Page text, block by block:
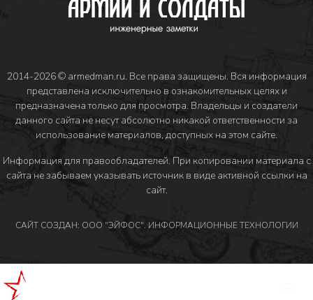
2014-2026 © armedman.ru. Все права защищены. Вся информация
представлена исключительно в ознакомительных целях и
предназначена только для просмотра. Владельцы и создатели
данного сайта не несут абсолютно никакой ответственности за
использование материалов, доступных на этом сайте.
Информация для правообладателей. При копировании материала с
сайта не забываем указывать источник в виде активной ссылки на
сайт.
САЙТ СОЗДАН: ООО "ЭЙФОС". ИНФОРМАЦИОННЫЕ ТЕХНОЛОГИИ